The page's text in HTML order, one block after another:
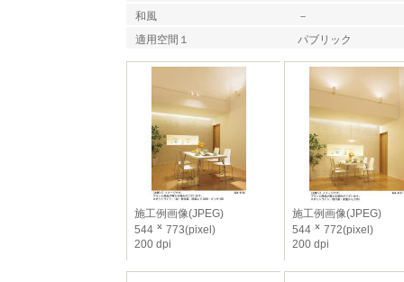
和風
－
適用空間１
パブリック
施工例画像(JPEG)
544
773(pixel)
200 dpi
施工例画像(JPEG)
544
772(pixel)
200 dpi